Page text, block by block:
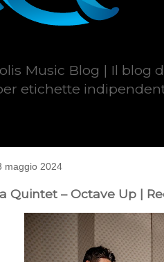
Music Blog | Il blog
etichette
maggio 2024
Quintet – Octave Up |